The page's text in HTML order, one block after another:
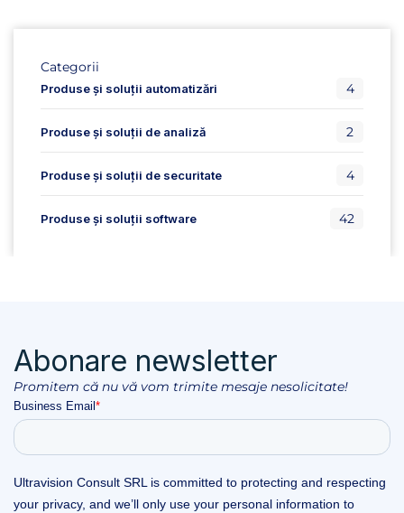
Categorii
Produse și soluții automatizări 4
Produse și soluții de analiză 2
Produse și soluții de securitate 4
Produse și soluții software 42
Abonare newsletter
Promitem că nu vă vom trimite mesaje nesolicitate!